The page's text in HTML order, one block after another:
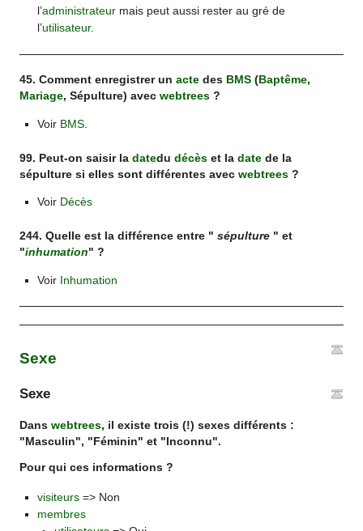
l’administrateurmais peut aussi rester au gré de
l’utilisateur.
45. Comment enregistrer unacte des BMS ( Baptême,
Mariage,Sépulture) avecwebtrees ?
Voir BMS.
99. Peut-on saisir ladatedudécès et ladate de la
sépulture si elles sont différentes avecwebtrees ?
Voir Décès
244. Quelle est la différence entre " sépulture " et
"inhumation" ?
Voir Inhumation
Sexe
Sexe
Danswebtrees, il existe trois (!) sexes différents :
"Masculin", "Féminin" et "Inconnu".
Pour qui ces informations ?
visiteurs=> Non
membres